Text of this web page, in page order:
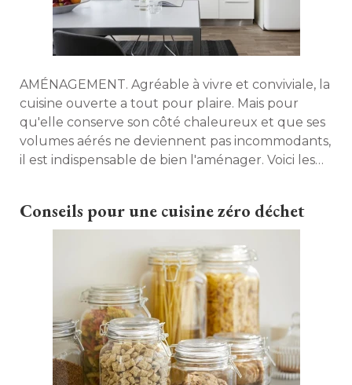
AMÉNAGEMENT. Agréable à vivre et conviviale, la
cuisine ouverte a tout pour plaire. Mais pour
qu'elle conserve son côté chaleureux et que ses
volumes aérés ne deviennent pas incommodants,
il est indispensable de bien l'aménager. Voici les
Conseils pour une cuisine zéro déchet